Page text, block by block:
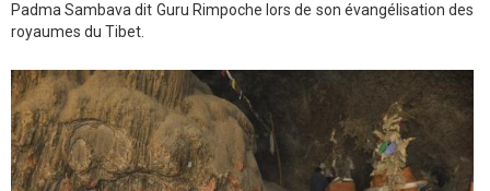
Padma Sambava dit Guru Rimpoche lors de son évangélisation des
royaumes du Tibet.